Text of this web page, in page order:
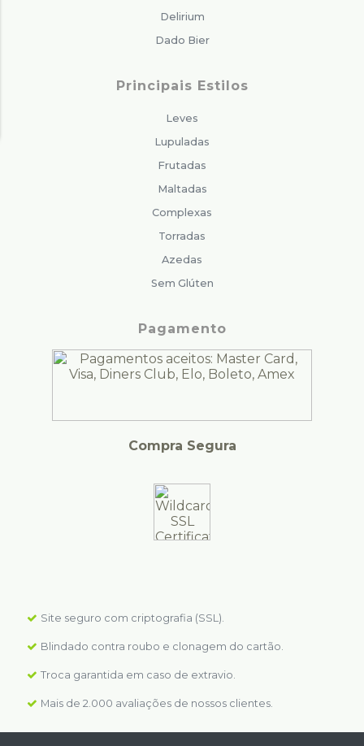
Delirium
Dado Bier
Principais Estilos
Leves
Lupuladas
Frutadas
Maltadas
Complexas
Torradas
Azedas
Sem Glúten
Pagamento
Compra Segura
Site seguro com criptografia (SSL).
Blindado contra roubo e clonagem do cartão.
Troca garantida em caso de extravio.
Mais de 2.000 avaliações de nossos clientes.